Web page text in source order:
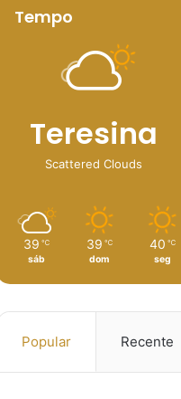
Tempo
Teresina
Scattered Clouds
39 ℃
sáb
39 ℃
dom
40 ℃
seg
Popular Recente